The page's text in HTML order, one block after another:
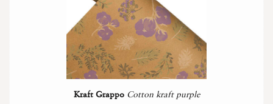
Kraft Grappo Cotton kraft purple